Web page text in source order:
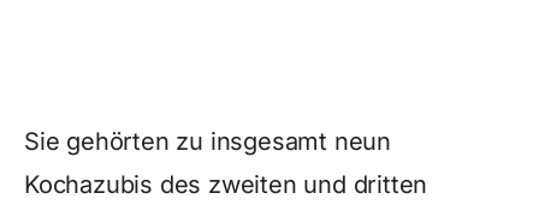
Sie gehörten zu insgesamt neun
Kochazubis des zweiten und dritten